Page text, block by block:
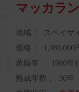
マッカラ
地域：
スペイサ
価格：
1,980,000
蒸留年：
1960年
熟成年数：
30年